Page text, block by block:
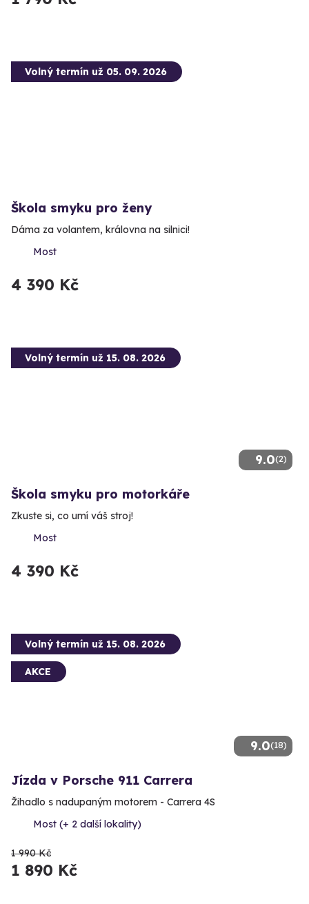
Volný termín už 05. 09. 2026
Škola smyku pro ženy
Dáma za volantem, královna na silnici!
Most
4 390 Kč
9.0(2)
Volný termín už 15. 08. 2026
Škola smyku pro motorkáře
Zkuste si, co umí váš stroj!
Most
4 390 Kč
9.0(18)
Volný termín už 15. 08. 2026
AKCE
Jízda v Porsche 911 Carrera
Žihadlo s nadupaným motorem - Carrera 4S
Most (+ 2 další lokality)
1 990 Kč
1 890 Kč